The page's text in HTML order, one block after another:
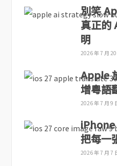
別笑
真正的
明
2026 年 7 月 20
Apple
增粵語
2026 年 7 月 9
iPhone
把每一
2026 年 7 月 7